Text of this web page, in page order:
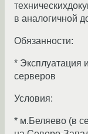
в аналогичной
Обязанности:
* Эксплуатация
серверов
Условия:
* м.Беляево (в